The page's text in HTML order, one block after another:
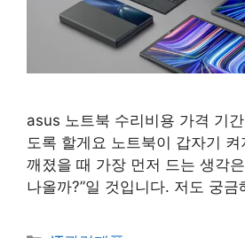
asus 노트북 수리비용 가격 기
도록 할게요 노트북이 갑자기
깨졌을 때 가장 먼저 드는 생각
나올까?”일 것입니다. 저도 궁